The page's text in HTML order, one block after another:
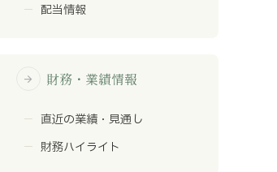
配当情報
arrow_forward 財務・業績情報
直近の業績・見通し
財務ハイライト